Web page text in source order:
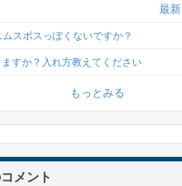
最新
ムスボスっぽくないですか？
すか？入れ方教えてください
もっとみる
メント